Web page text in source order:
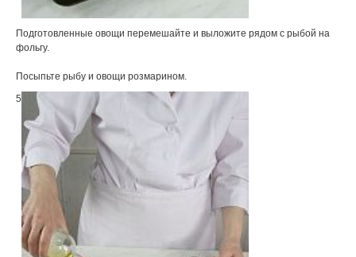
Подготовленные овощи перемешайте и выложите рядом с рыбой на
фольгу.
Посыпьте рыбу и овощи розмарином.
5